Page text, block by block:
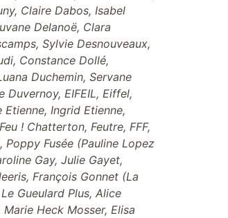
Claire Dabos, Isabel
Delanoë, Clara
Sylvie Desnouveaux,
Constance Dollé,
Duchemin, Servane
EIFEIL, Eiffel,
Etienne, Ingrid Etienne,
! Chatterton, Feutre, FFF,
Fusée (Pauline Lopez
Gay, Julie Gayet,
François Gonnet (La
Gueulard Plus, Alice
Heck Mosser, Elisa